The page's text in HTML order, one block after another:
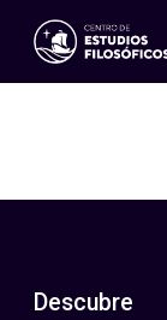
Eventos
ES
EN
Descubre